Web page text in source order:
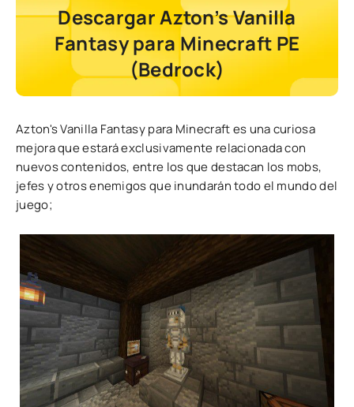
Descargar Azton’s Vanilla
Fantasy para Minecraft PE
(Bedrock)
Azton's Vanilla Fantasy para Minecraft es una curiosa
mejora que estará exclusivamente relacionada con
nuevos contenidos, entre los que destacan los mobs,
jefes y otros enemigos que inundarán todo el mundo del
juego;